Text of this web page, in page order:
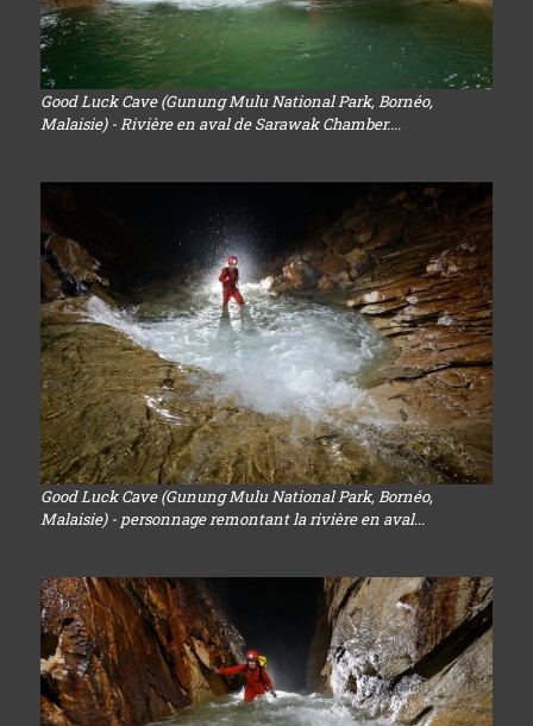
Good Luck Cave (Gunung Mulu National Park, Bornéo,
Malaisie) - Rivière en aval de Sarawak Chamber....
Good Luck Cave (Gunung Mulu National Park, Bornéo,
Malaisie) - personnage remontant la rivière en aval...